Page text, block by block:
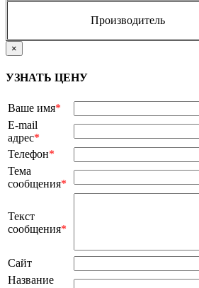
Производитель
×
УЗНАТЬ ЦЕНУ
Ваше имя*
E-mail
адрес*
Телефон*
Тема
сообщения*
Текст
сообщения*
Сайт
Название